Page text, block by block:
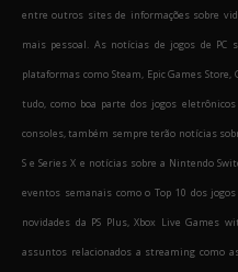
entre outros sites de informações sobre
mais pessoal. As notícias de jogos de PC
plataformas como Steam, Epic Games
tudo, como boa parte dos jogos
consoles, também sempre terão notícias
S e Series X e notícias sobre a Nintendo
eventos semanais como o Top 10 dos
novidades da PS Plus, Xbox Live Games
assuntos relacionados a streaming como